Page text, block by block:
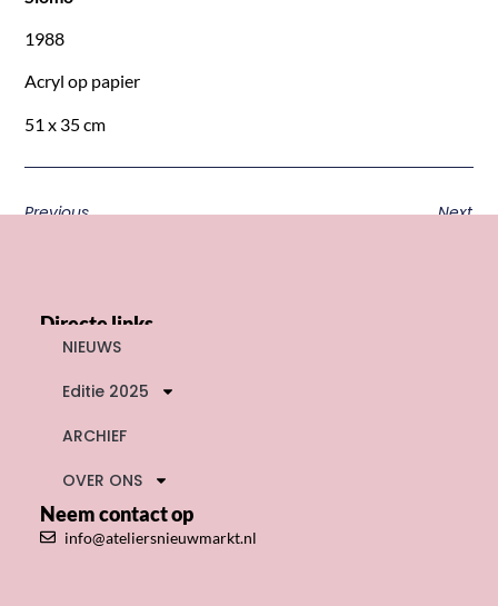
1988
Acryl op papier
51 x 35 cm
Previous Next
Directe links
NIEUWS
Editie 2025
ARCHIEF
OVER ONS
Neem contact op
info@ateliersnieuwmarkt.nl